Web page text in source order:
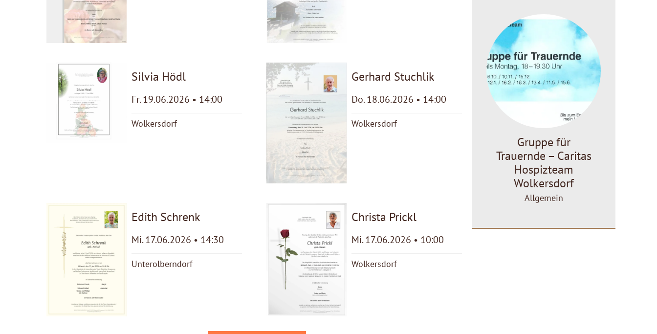
Silvia Hödl
Fr. 19.06.2026 • 14:00
Wolkersdorf
Gerhard Stuchlik
Do. 18.06.2026 • 14:00
Wolkersdorf
Edith Schrenk
Mi. 17.06.2026 • 14:30
Unterolberndorf
Christa Prickl
Mi. 17.06.2026 • 10:00
Wolkersdorf
Gruppe für
Trauernde – Caritas
Hospizteam
Wolkersdorf
Allgemein